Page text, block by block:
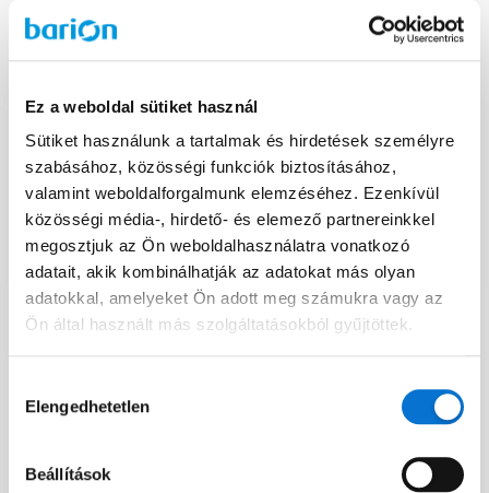
Ez a weboldal sütiket használ
Sütiket használunk a tartalmak és hirdetések személyre
szabásához, közösségi funkciók biztosításához,
valamint weboldalforgalmunk elemzéséhez. Ezenkívül
közösségi média-, hirdető- és elemező partnereinkkel
megosztjuk az Ön weboldalhasználatra vonatkozó
adatait, akik kombinálhatják az adatokat más olyan
adatokkal, amelyeket Ön adott meg számukra vagy az
Ön által használt más szolgáltatásokból gyűjtöttek.
kiválasztása
Elengedhetetlen
Beállítások
KERESKEDELMI LICENC
KERESKEDELMI TÁMOGATÁS
MEGNYITÁS
Discord dev community